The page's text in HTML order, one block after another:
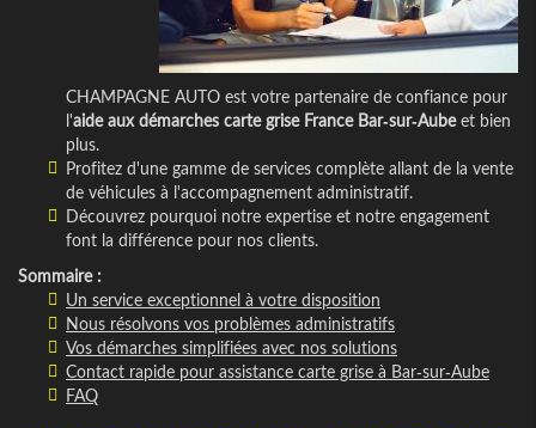
CHAMPAGNE AUTO est votre partenaire de confiance pour
l'aide aux démarches carte grise France Bar-sur-Aubeet bien
plus.
Profitez d'une gamme de services complète allant de la vente
de véhicules à l'accompagnement administratif.
Découvrez pourquoi notre expertise et notre engagement
font la différence pour nos clients.
Sommaire :
Un service exceptionnel à votre disposition
Nous résolvons vos problèmes administratifs
Vos démarches simplifiées avec nos solutions
Contact rapide pour assistance carte grise à Bar-sur-Aube
FAQ